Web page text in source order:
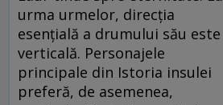
urma urmelor, direcția
esențială a drumului său este
verticală. Personajele
principale din Istoria insulei
preferă, de asemenea,